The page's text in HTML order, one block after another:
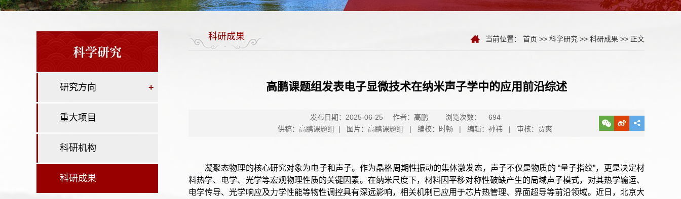
科学研究
研究方向 +
重大项目
科研机构
科研成果
科研成果 当前位置： 首页 >> 科学研究 >> 科研成果 >> 正文
高鹏课题组发表电子显微技术在纳米声子学中的应用前沿综述
发布日期：2025-06-25 作者：高鹏 浏览次数：
694
供稿：高鹏课题组 | 图片：高鹏课题组 | 编校：时畅 | 编辑：孙祎 | 审核：贾爽
凝聚态物理的核心研究对象为电子和声子。作为晶格周期性振动的集体激发态，声子不仅是物质的 “量子指纹”，更是决定材
料热学、电学、光学等宏观物理性质的关键因素。在纳米尺度下，材料因平移对称性破缺产生的局域声子模式，对其热学输运、
电学传导、光学响应及力学性能等物性调控具有深远影响，相关机制已应用于芯片热管理、界面超导等前沿领域。近日，北京大